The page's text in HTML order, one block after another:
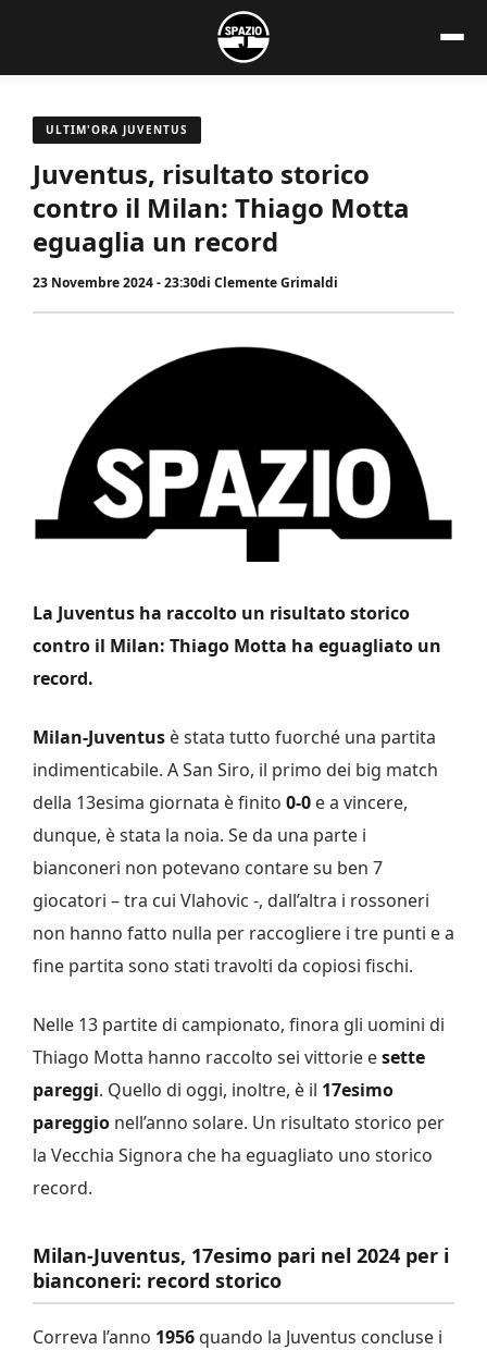
contenuto
ULTIM'ORA JUVENTUS
Juventus, risultato storico
contro il Milan: Thiago Motta
eguaglia un record
23 Novembre 2024 - 23:30di Clemente Grimaldi
La Juventus ha raccolto un risultato storico
contro il Milan: Thiago Motta ha eguagliato un
record.
Milan-Juventus è stata tutto fuorché una partita
indimenticabile. A San Siro, il primo dei big match
della 13esima giornata è finito 0-0 e a vincere,
dunque, è stata la noia. Se da una parte i
bianconeri non potevano contare su ben 7
giocatori – tra cui Vlahovic -, dall’altra i rossoneri
non hanno fatto nulla per raccogliere i tre punti e a
fine partita sono stati travolti da copiosi fischi.
Nelle 13 partite di campionato, finora gli uomini di
Thiago Motta hanno raccolto sei vittorie esette
pareggi. Quello di oggi, inoltre, è il 17esimo
pareggio nell’anno solare. Un risultato storico per
la Vecchia Signora che ha eguagliato uno storico
record.
Milan-Juventus, 17esimo pari nel 2024 per i
bianconeri: record storico
Correva l’anno 1956 quando la Juventus concluse i